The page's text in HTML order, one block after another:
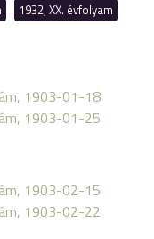
1932, XX. évfolyam
1903-01-18
1903-01-25
1903-02-15
1903-02-22